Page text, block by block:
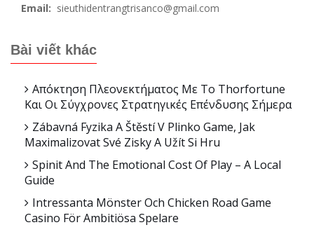
Email: sieuthidentrangtrisanco@gmail.com
Bài viết khác
Απόκτηση Πλεονεκτήματος Με Το Thorfortune
Και Οι Σύγχρονες Στρατηγικές Επένδυσης Σήμερα
Zábavná Fyzika A Štěstí V Plinko Game, Jak
Maximalizovat Své Zisky A Užít Si Hru
Spinit And The Emotional Cost Of Play – A Local
Guide
Intressanta Mönster Och Chicken Road Game
Casino För Ambitiösa Spelare